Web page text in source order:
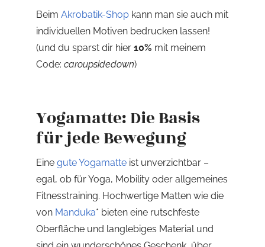
Beim Akrobatik-Shopkann man sie auch mit
individuellen Motiven bedrucken lassen!
(und du sparst dir hier 10% mit meinem
Code: caroupsidedown)
Yogamatte: Die Basis
für jede Bewegung
Eine gute Yogamatteist unverzichtbar –
egal, ob für Yoga, Mobility oder allgemeines
Fitnesstraining. Hochwertige Matten wie die
von Manduka* bieten eine rutschfeste
Oberfläche und langlebiges Material und